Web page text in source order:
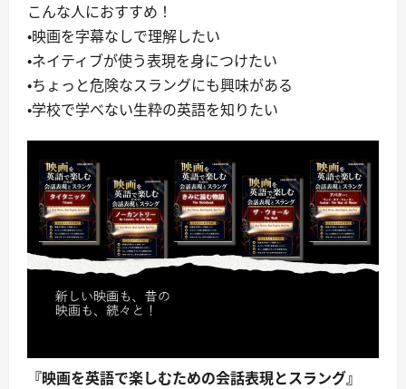
こんな人におすすめ！
・映画を字幕なしで理解したい
・ネイティブが使う表現を身につけたい
・ちょっと危険なスラングにも興味がある
・学校で学べない生粋の英語を知りたい
『映画を英語で楽しむための会話表現とスラング』